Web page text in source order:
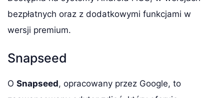
bezpłatnych oraz z dodatkowymi funkcjami w
wersji premium.
Snapseed
O Snapseed, opracowany przez Google, to